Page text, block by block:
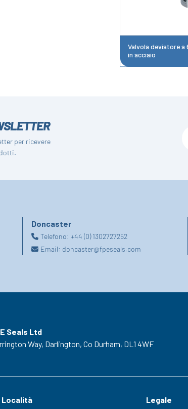
Valvola deviatore a
in acciaio
per ricevere
Doncaster
Telefono: +44 (0) 1302727252
Email: doncaster@fpeseals.com
Seals Ltd
Way, Darlington, Co Durham, DL1 4WF
Località Legale